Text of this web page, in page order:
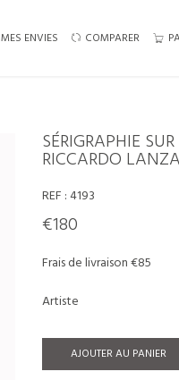
MES ENVIES COMPARER
SÉRIGRAPHIE
RICCARDO LANZA
REF :4193
€180
Frais de livraison €85
Artiste
AJOUTER AU PANIER